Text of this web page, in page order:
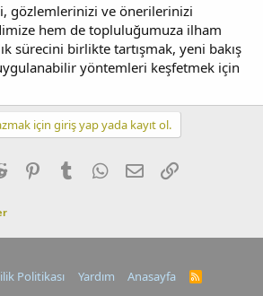
gözlemlerinizi ve önerilerinizi
hem de topluluğumuza ilham
sürecini birlikte tartışmak, yeni bakış
yöntemleri keşfetmek için
için giriş yap yada kayıt ol.
Reddit PinterestTumblrWhatsApp
E-postaLink
Politikası Yardım Anasayfa
R